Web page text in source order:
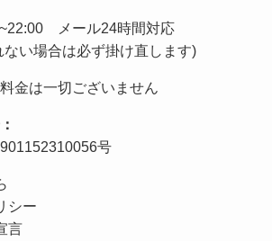
メール24時間対応
い場合は必ず掛け直します)
金は一切ございません
号
シー
言